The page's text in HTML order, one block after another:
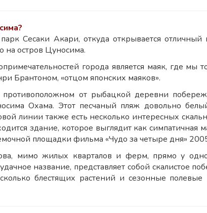
Сесаки Акари, откуда открывается
на остров Цуносима.
города является маяк, где
Брантоном, «отцом японских маяков».
противоположном от рыбацкой деревни
Охама. Этот песчаный пляж довольно
линии также есть несколько интересных
здание, которое выглядит как симпатичная
площадки фильма «Чудо за четыре дня»
мимо жилых кварталов и ферм, прямо у
название, представляет собой скалистое
блестящих растений и сезонные